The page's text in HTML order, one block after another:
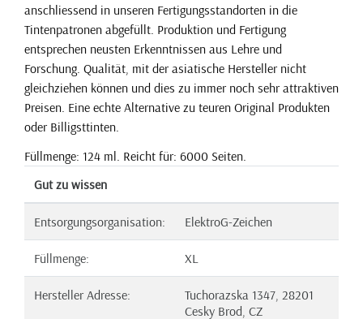
anschliessend in unseren Fertigungsstandorten in die
Tintenpatronen abgefüllt. Produktion und Fertigung
entsprechen neusten Erkenntnissen aus Lehre und
Forschung. Qualität, mit der asiatische Hersteller nicht
gleichziehen können und dies zu immer noch sehr attraktiven
Preisen. Eine echte Alternative zu teuren Original Produkten
oder Billigsttinten.
Füllmenge: 124 ml. Reicht für: 6000 Seiten.
Gut zu wissen
Entsorgungsorganisation: ElektroG-Zeichen
Füllmenge: XL
Hersteller Adresse:
Tuchorazska 1347, 28201
Cesky Brod, CZ